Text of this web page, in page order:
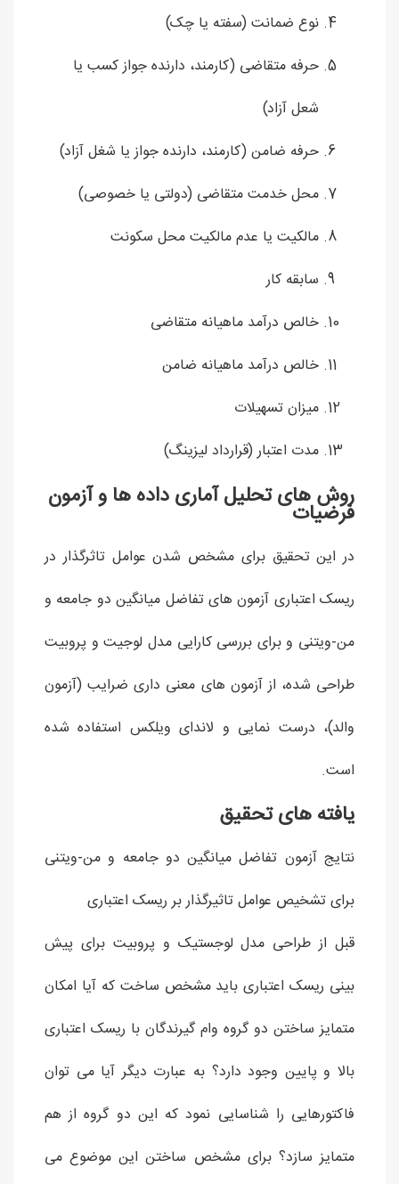
نوع ضمانت (سفته یا چک)
حرفه متقاضی (کارمند، دارنده جواز کسب یا
شعل آزاد)
حرفه ضامن (کارمند، دارنده جواز یا شغل آزاد)
محل خدمت متقاضی (دولتی یا خصوصی)
مالکیت یا عدم مالکیت محل سکونت
سابقه کار
خالص درآمد ماهیانه متقاضی
خالص درآمد ماهیانه ضامن
میزان تسهیلات
مدت اعتبار (قرارداد لیزینگ)
روش های تحلیل آماری داده ها و آزمون
فرضیات
در این تحقیق برای مشخص شدن عوامل تاثرگذار در
ریسک اعتباری آزمون های تفاضل میانگین دو جامعه و
من-ویتنی و برای بررسی کارایی مدل لوجیت و پروبیت
طراحی شده، از آزمون های معنی داری ضرایب (آزمون
والد)، درست نمایی و لاندای ویلکس استفاده شده
است.
یافته های تحقیق
نتایج آزمون تفاضل میانگین دو جامعه و من-ویتنی
برای تشخیص عوامل تاثیرگذار بر ریسک اعتباری
قبل از طراحی مدل لوجستیک و پروبیت برای پیش
بینی ریسک اعتباری باید مشخص ساخت که آیا امکان
متمایز ساختن دو گروه وام گیرندگان با ریسک اعتباری
بالا و پایین وجود دارد؟ به عبارت دیگر آیا می توان
فاکتورهایی را شناسایی نمود که این دو گروه از هم
متمایز سازد؟ برای مشخص ساختن این موضوع می